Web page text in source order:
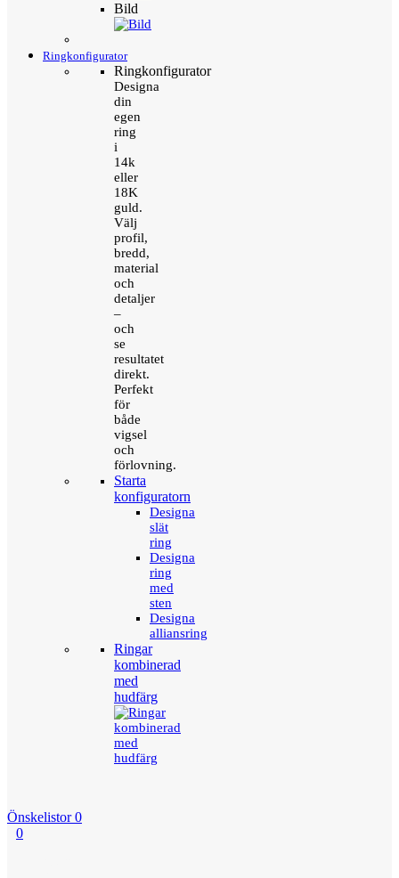
Bild
Ringkonfigurator
Ringkonfigurator
Designa
din
egen
ring
i
14k
eller
18K
guld.
Välj
profil,
bredd,
material
och
detaljer
–
och
se
resultatet
direkt.
Perfekt
för
både
vigsel
och
förlovning.
Starta
konfiguratorn
Designa
slät
ring
Designa
ring
med
sten
Designa
alliansring
Ringar
kombinerad
med
hudfärg
Önskelistor 0
0